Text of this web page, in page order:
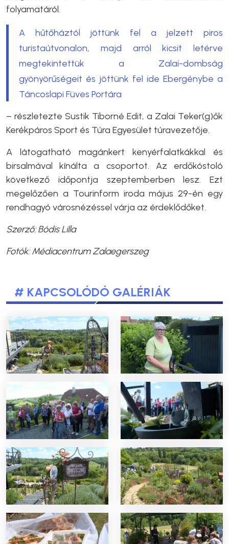
folyamatáról.
A hűtőháztól jöttünk fel a jelzett piros
turistaútvonalon, majd arról kicsit letérve
megtekintettük a Zalai-dombság
gyönyörűségeit és jöttünk fel ide Ebergénybe a
Táncoslapi Füves Portára
– részletezte Sustik Tiborné Edit, a Zalai Teker(g)ők
Kerékpáros Sport és Túra Egyesület túravezetője.
A látogatható magánkert kenyérfalatkákkal és
birsalmával kínálta a csoportot. Az erdőkóstoló
következő időpontja szeptemberben lesz. Ezt
megelőzően a Tourinform iroda május 29-én egy
rendhagyó városnézéssel várja az érdeklődőket.
Szerző: Bódis Lilla
Fotók: Médiacentrum Zalaegerszeg
# KAPCSOLÓDÓ GALÉRIÁK